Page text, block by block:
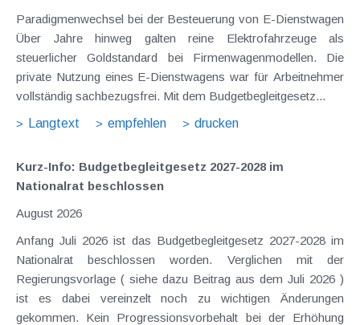
Paradigmenwechsel bei der Besteuerung von E-Dienstwagen
Über Jahre hinweg galten reine Elektrofahrzeuge als
steuerlicher Goldstandard bei Firmenwagenmodellen. Die
private Nutzung eines E-Dienstwagens war für Arbeitnehmer
vollständig sachbezugsfrei. Mit dem Budgetbegleitgesetz...
Langtext
empfehlen drucken
Kurz-Info: Budgetbegleitgesetz 2027-2028 im
Nationalrat beschlossen
August 2026
Anfang Juli 2026 ist das Budgetbegleitgesetz 2027-2028 im
Nationalrat beschlossen worden. Verglichen mit der
Regierungsvorlage ( siehe dazu Beitrag aus dem Juli 2026 )
ist es dabei vereinzelt noch zu wichtigen Änderungen
gekommen. Kein Progressionsvorbehalt bei der Erhöhung